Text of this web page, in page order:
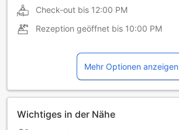
Check-out bis 12:00 PM
Rezeption geöffnet bis 10:00 PM
Mehr Optionen anzeigen
Wichtiges in der Nähe